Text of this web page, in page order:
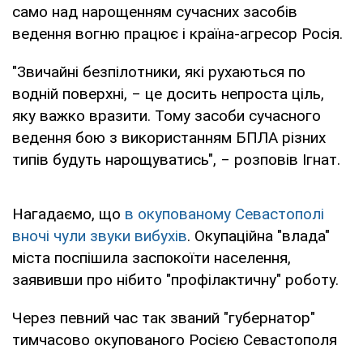
само над нарощенням сучасних засобів
ведення вогню працює і країна-агресор Росія.
"Звичайні безпілотники, які рухаються по
водній поверхні, ‒ це досить непроста ціль,
яку важко вразити. Тому засоби сучасного
ведення бою з використанням БПЛА різних
типів будуть нарощуватись", ‒ розповів Ігнат.
Нагадаємо, що в окупованому Севастополі
вночі чули звуки вибухів. Окупаційна "влада"
міста поспішила заспокоїти населення,
заявивши про нібито "профілактичну" роботу.
Через певний час так званий "губернатор"
тимчасово окупованого Росією Севастополя